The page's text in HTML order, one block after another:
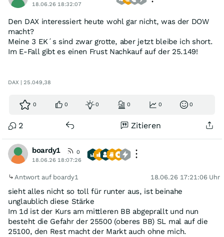
18.06.26 18:32:07
Den DAX interessiert heute wohl gar nicht, was der DOW
macht?
Meine 3 EK´s sind zwar grotte, aber jetzt bleibe ich short.
Im E-Fall gibt es einen Frust Nachkauf auf der 25.149!
DAX | 25.049,38
0 0 0 0 0 0
2 Zitieren
boardy1
0
18.06.26 18:07:26
Antwort auf boardy1 18.06.26 17:21:06 Uhr
sieht alles nicht so toll für runter aus, ist beinahe
unglaublich diese Stärke
Im 1d ist der Kurs am mittleren BB abgeprallt und nun
besteht die Gefahr der 25500 (oberes BB) SL mal auf die
25100, den Rest macht der Markt auch ohne mich.